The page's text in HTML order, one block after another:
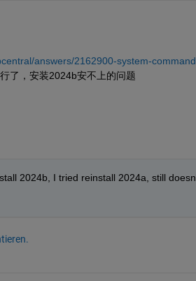
answers/2162900-system-
了，安装2024b安不上的问题
2024b, I tried reinstall 2024a, still